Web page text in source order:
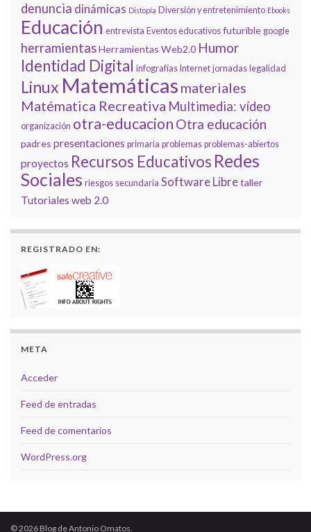
denuncia dinámicas Distopía Diversión y entretenimiento Ebooks
Educación entrevista Eventos educativos futurible google
herramientasHerramientas Web2.0 Humor
Identidad Digital infografías Internet jornadas legalidad
Linux Matemáticas materiales
Matématica Recreativa Multimedia: vídeo
organización otra-educacion Otra educación
padres presentaciones primaria problemas problemas-abiertos
proyectos Recursos Educativos Redes
Sociales riesgos secundaria Software Libretaller
Tutoriales web 2.0
REGISTRADO EN:
META
Acceder
Feed de entradas
Feed de comentarios
WordPress.org
© 2026 Blog de Antonio Omatos.